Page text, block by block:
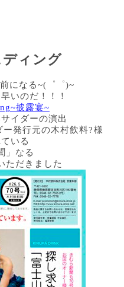
ィング
になる~(゜゜)~
いのだ！！！
披露宴~
イダーの演出
発行元の木村飲料?様
いる
」なる
ただきました